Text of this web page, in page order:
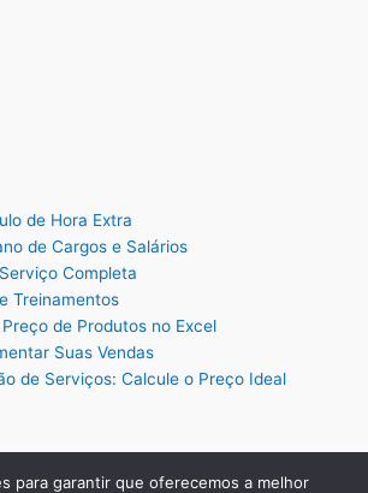
de Hora Extra
de Cargos e Salários
Completa
Treinamentos
de Produtos no Excel
Suas Vendas
de Serviços: Calcule o Preço Ideal
para garantir que oferecemos a melhor